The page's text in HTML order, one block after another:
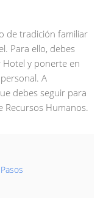
de tradición familiar
Para ello, debes
Hotel y ponerte en
A
debes seguir para
Recursos Humanos.